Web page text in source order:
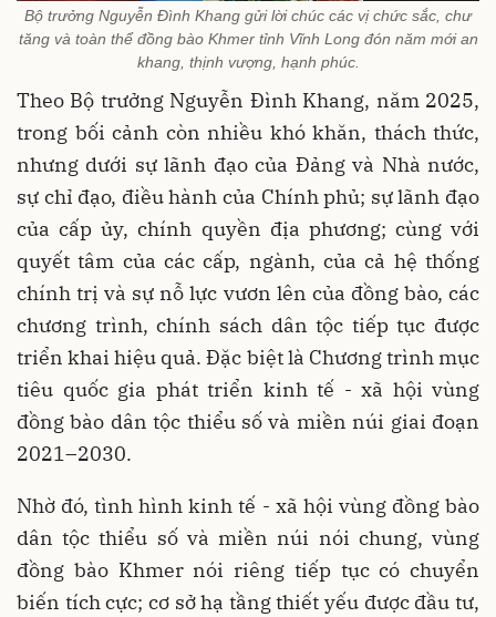
Bộ trưởng Nguyễn Đình Khang gửi lời chúc các vị chức sắc, chư
tăng và toàn thể đồng bào Khmer tỉnh Vĩnh Long đón năm mới an
khang, thịnh vượng, hạnh phúc.
Theo Bộ trưởng Nguyễn Đình Khang, năm 2025,
trong bối cảnh còn nhiều khó khăn, thách thức,
nhưng dưới sự lãnh đạo của Đảng và Nhà nước,
sự chỉ đạo, điều hành của Chính phủ; sự lãnh đạo
của cấp ủy, chính quyền địa phương; cùng với
quyết tâm của các cấp, ngành, của cả hệ thống
chính trị và sự nỗ lực vươn lên của đồng bào, các
chương trình, chính sách dân tộc tiếp tục được
triển khai hiệu quả. Đặc biệt là Chương trình mục
tiêu quốc gia phát triển kinh tế - xã hội vùng
đồng bào dân tộc thiểu số và miền núi giai đoạn
2021–2030.
Nhờ đó, tình hình kinh tế - xã hội vùng đồng bào
dân tộc thiểu số và miền núi nói chung, vùng
đồng bào Khmer nói riêng tiếp tục có chuyển
biến tích cực; cơ sở hạ tầng thiết yếu được đầu tư,